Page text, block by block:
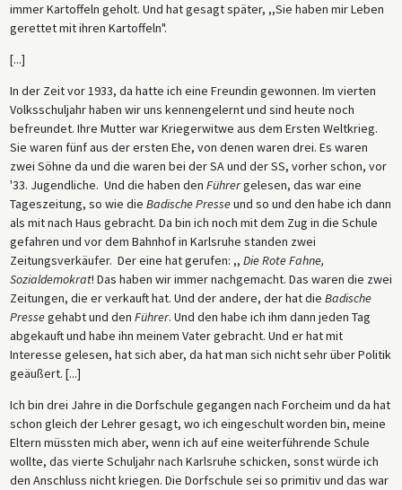
immer Kartoffeln geholt. Und hat gesagt später, ,,Sie haben mir Leben
gerettet mit ihren Kartoffeln".
[...]
In der Zeit vor 1933, da hatte ich eine Freundin gewonnen. Im vierten
Volksschuljahr haben wir uns kennengelernt und sind heute noch
befreundet. Ihre Mutter war Kriegerwitwe aus dem Ersten Weltkrieg.
Sie waren fünf aus der ersten Ehe, von denen waren drei. Es waren
zwei Söhne da und die waren bei der SA und der SS, vorher schon, vor
'33. Jugendliche. Und die haben den Führergelesen, das war eine
Tageszeitung, so wie die Badische Presseund so und den habe ich dann
als mit nach Haus gebracht. Da bin ich noch mit dem Zug in die Schule
gefahren und vor dem Bahnhof in Karlsruhe standen zwei
Zeitungsverkäufer. Der eine hat gerufen: ,, Die Rote Fahne,
Sozialdemokrat! Das haben wir immer nachgemacht. Das waren die zwei
Zeitungen, die er verkauft hat. Und der andere, der hat die Badische
Pressegehabt und den Führer. Und den habe ich ihm dann jeden Tag
abgekauft und habe ihn meinem Vater gebracht. Und er hat mit
Interesse gelesen, hat sich aber, da hat man sich nicht sehr über Politik
geäußert. [...]
Ich bin drei Jahre in die Dorfschule gegangen nach Forcheim und da hat
schon gleich der Lehrer gesagt, wo ich eingeschult worden bin, meine
Eltern müssten mich aber, wenn ich auf eine weiterführende Schule
wollte, das vierte Schuljahr nach Karlsruhe schicken, sonst würde ich
den Anschluss nicht kriegen. Die Dorfschule sei so primitiv und das war